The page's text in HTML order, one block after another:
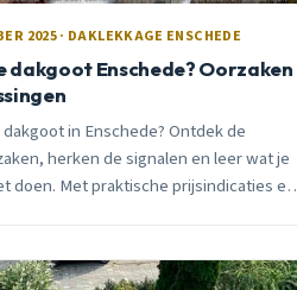
2025 · DAKLEKKAGE ENSCHEDE
dakgoot Enschede? Oorzaken
in Enschede? Ontdek de
herken de signalen en leer wat je
doen. Met praktische prijsindicaties en